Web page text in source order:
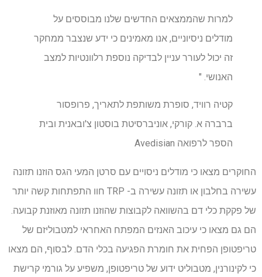
למרות שהממצאים החדשים שלנו מבוססים על
מודלים ניסיוניים, אנו מאמינים כי ידע שנצבר ממחקר
זה יכול לעורר עניין לבדיקה נוספת רלוונטיות למצב
האנושי. "
קטיה רוויד, סופרת משותפת לתאריך, פרופסור
ברברה א. קורקי, אוניברסיטת בוסטון צ'ובאנית ובית
הספר לרפואה Avedisian
החוקרים מצאו כי מודלים ניסויים עם סרטן המעי הגס הוזנו תזונה
עשירה בחלבון או תזונה עשירה ב- TRP חוו התפתחות קשה יותר
של פקקת כלי דם בהשוואה לקבוצות שהוזנו תזונה מאוזנת קבועה.
הם גם מצאו כי עיכוב האנזים המפתח האחראי למטבוליזם של
טריפטופן הפחית את חומרת הפגיעה בכלי הדם. לבסוף, הם מצאו
כי לקינורנין, מטבוליט ידוע של טריפטופן, משפיע על גורמי קרישת